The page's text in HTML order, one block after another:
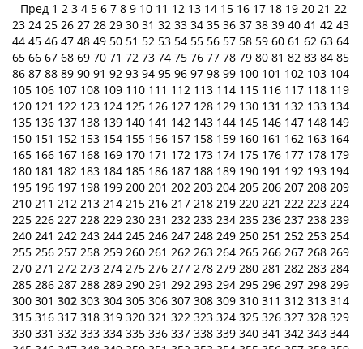
Пред 1 2 3 4 5 6 7 8 9 10 11 12 13 14 15 16 17 18 19 20 21 22
23 24 25 26 27 28 29 30 31 32 33 34 35 36 37 38 39 40 41 42 43
44 45 46 47 48 49 50 51 52 53 54 55 56 57 58 59 60 61 62 63 64
65 66 67 68 69 70 71 72 73 74 75 76 77 78 79 80 81 82 83 84 85
86 87 88 89 90 91 92 93 94 95 96 97 98 99 100 101 102 103 104
105 106 107 108 109 110 111 112 113 114 115 116 117 118 119
120 121 122 123 124 125 126 127 128 129 130 131 132 133 134
135 136 137 138 139 140 141 142 143 144 145 146 147 148 149
150 151 152 153 154 155 156 157 158 159 160 161 162 163 164
165 166 167 168 169 170 171 172 173 174 175 176 177 178 179
180 181 182 183 184 185 186 187 188 189 190 191 192 193 194
195 196 197 198 199 200 201 202 203 204 205 206 207 208 209
210 211 212 213 214 215 216 217 218 219 220 221 222 223 224
225 226 227 228 229 230 231 232 233 234 235 236 237 238 239
240 241 242 243 244 245 246 247 248 249 250 251 252 253 254
255 256 257 258 259 260 261 262 263 264 265 266 267 268 269
270 271 272 273 274 275 276 277 278 279 280 281 282 283 284
285 286 287 288 289 290 291 292 293 294 295 296 297 298 299
300 301 302 303 304 305 306 307 308 309 310 311 312 313 314
315 316 317 318 319 320 321 322 323 324 325 326 327 328 329
330 331 332 333 334 335 336 337 338 339 340 341 342 343 344